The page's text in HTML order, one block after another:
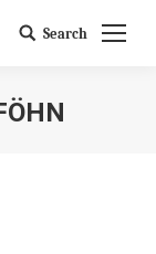
Search:
Search